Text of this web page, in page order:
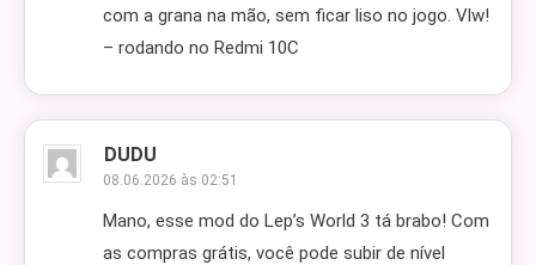
com a grana na mão, sem ficar liso no jogo. Vlw!
– rodando no Redmi 10C
DUDU
08.06.2026 às 02:51
Mano, esse mod do Lep’s World 3 tá brabo! Com
as compras grátis, você pode subir de nível